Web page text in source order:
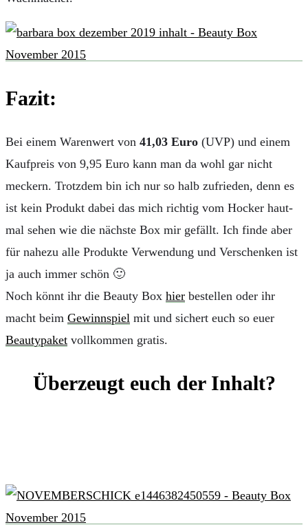
Fazit:
Bei einem Warenwert von 41,03 Euro (UVP) und einem
Kaufpreis von 9,95 Euro kann man da wohl gar nicht
meckern. Trotzdem bin ich nur so halb zufrieden, denn es
ist kein Produkt dabei das mich richtig vom Hocker haut-
mal sehen wie die nächste Box mir gefällt. Ich finde aber
für nahezu alle Produkte Verwendung und Verschenken ist
ja auch immer schön 🙂
Noch könnt ihr die Beauty Box hier bestellen oder ihr
macht beim Gewinnspiel mit und sichert euch so euer
Beautypaket vollkommen gratis.
Überzeugt euch der Inhalt?